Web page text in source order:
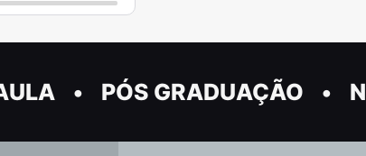
PÓS GRADUAÇÃO